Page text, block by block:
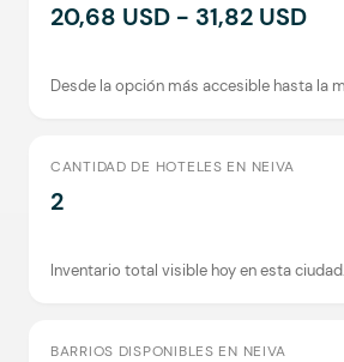
20,68 USD - 31,82 USD
Desde la opción más accesible hasta la
CANTIDAD DE HOTELES EN NEIVA
2
Inventario total visible hoy en esta ciudad.
BARRIOS DISPONIBLES EN NEIVA